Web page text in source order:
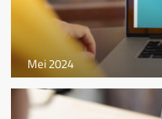
Mei 2024